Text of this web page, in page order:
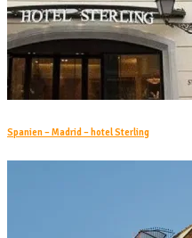
Spanien – Madrid – hotel Sterling